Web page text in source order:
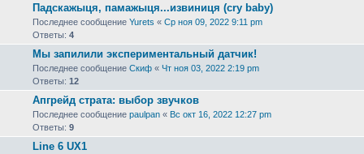
Падскажыця, памажыця...извиниця (cry baby)
Последнее сообщение Yurets « Ср ноя 09, 2022 9:11 pm
Ответы: 4
Мы запилили экспериментальный датчик!
Последнее сообщение Скиф « Чт ноя 03, 2022 2:19 pm
Ответы: 12
Апгрейд страта: выбор звучков
Последнее сообщение paulpan « Вс окт 16, 2022 12:27 pm
Ответы: 9
Line 6 UX1